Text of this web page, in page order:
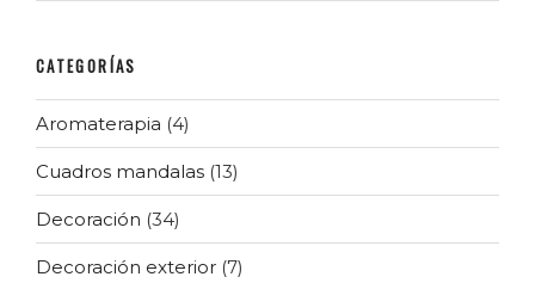
CATEGORÍAS
Aromaterapia (4)
Cuadros mandalas (13)
Decoración (34)
Decoración exterior (7)